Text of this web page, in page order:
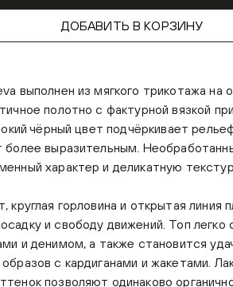
ДОБАВИТЬ В КОРЗИНУ
выполнен из мягкого трикотажа на
полотно с фактурной вязкой
чёрный цвет подчёркивает
более выразительным.
характер и деликатную
круглая горловина и открытая линия
и свободу движений. Топ легко
и денимом, а также становится
с кардиганами и жакетами.
позволяют одинаково